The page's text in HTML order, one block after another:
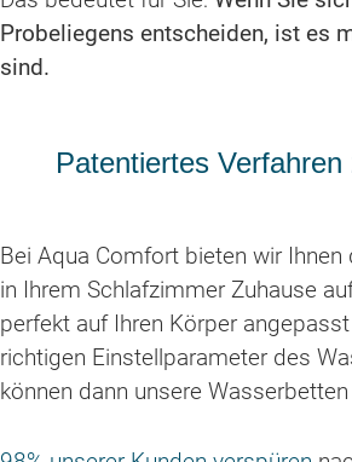
Probeliegens entscheiden, ist es
sind.
Patentiertes
Bei Aqua Comfort bieten wir
in Ihrem Schlafzimmer Zuhause
perfekt auf Ihren Körper
richtigen Einstellparameter des
können dann unsere